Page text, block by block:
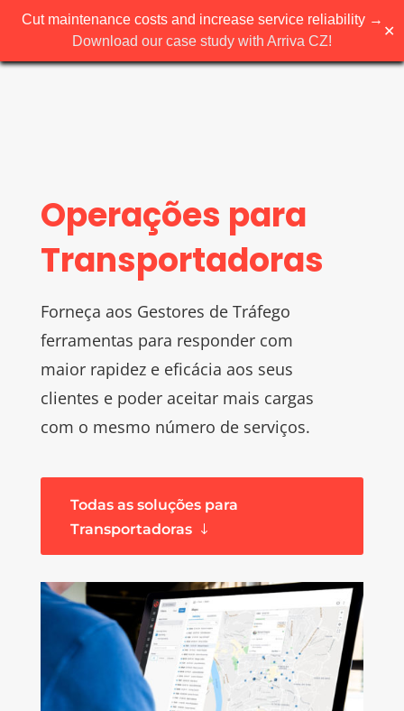
Cut maintenance costs and increase service reliability →
Download our case study with Arriva CZ!
✕
Operações para
Transportadoras
Forneça aos Gestores de Tráfego
ferramentas para responder com
maior rapidez e eficácia aos seus
clientes e poder aceitar mais cargas
com o mesmo número de serviços.
Todas as soluções para
Transportadoras